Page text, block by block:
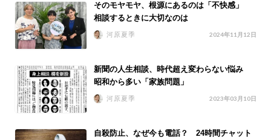
そのモヤモヤ、根源にあるのは「不快感」
相談するときに大切なのは
河原夏季 2024年11月12日
新聞の人生相談、時代超え変わらない悩み
昭和から多い「家族問題」
河原夏季 2023年03月10日
自殺防止、なぜ今も電話？ 24時間チャット